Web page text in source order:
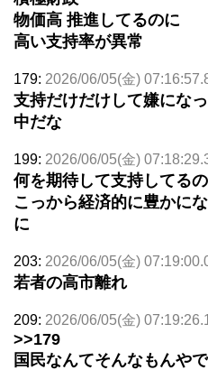
物価高 推進してるのに
高い支持率が異常
179: 2026/06/05(金)
支持だけだけして嫌にな
中だな
199: 2026/06/05(金)
何を期待して支持してる
こっから経済的に豊かに
に
203: 2026/06/05(金)
若者の高市離れ
209: 2026/06/05(金)
>>179
国民なんてそんなもんやで